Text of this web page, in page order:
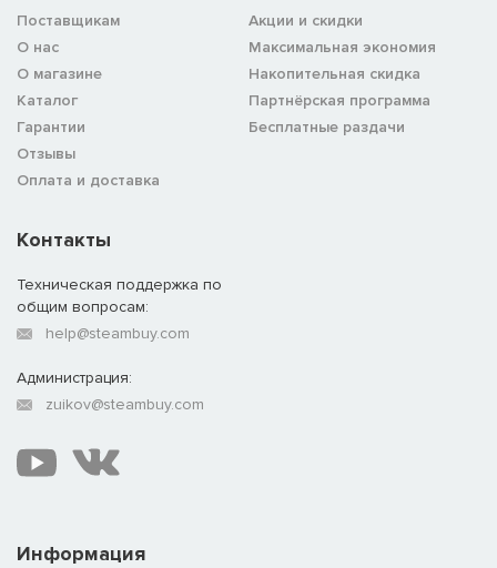
Поставщикам
О нас
О магазине
Каталог
Гарантии
Отзывы
Оплата и доставка
Акции и скидки
Максимальная экономия
Накопительная скидка
Партнёрская программа
Бесплатные раздачи
Информация
Контакты
Техническая поддержка по
общим вопросам:
help@steambuy.com
Администрация:
zuikov@steambuy.com